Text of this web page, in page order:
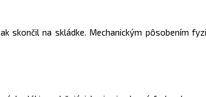
na skládke. Mechanickým pôsobením